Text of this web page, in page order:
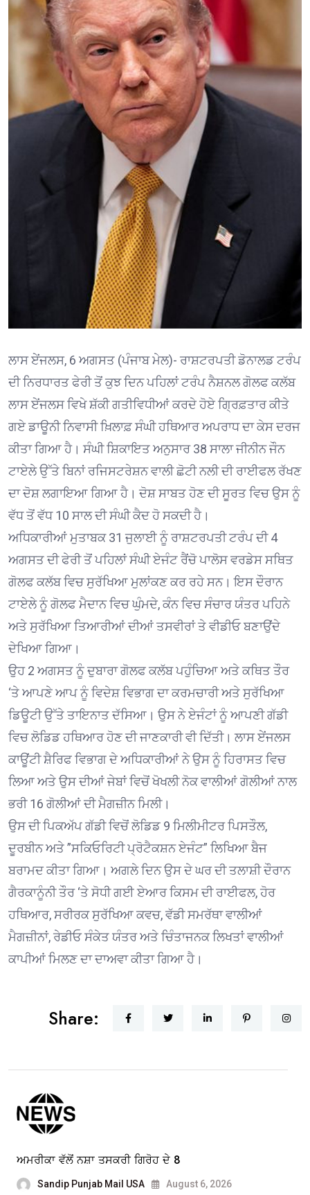
ਲਾਸ ਏਂਜਲਸ, 6 ਅਗਸਤ (ਪੰਜਾਬ ਮੇਲ)- ਰਾਸ਼ਟਰਪਤੀ ਡੋਨਾਲਡ ਟਰੰਪ
ਦੀ ਨਿਰਧਾਰਤ ਫੇਰੀ ਤੋਂ ਕੁਝ ਦਿਨ ਪਹਿਲਾਂ ਟਰੰਪ ਨੈਸ਼ਨਲ ਗੋਲਫ ਕਲੱਬ
ਲਾਸ ਏਂਜਲਸ ਵਿਖੇ ਸ਼ੱਕੀ ਗਤੀਵਿਧੀਆਂ ਕਰਦੇ ਹੋਏ ਗ੍ਰਿਫ਼ਤਾਰ ਕੀਤੇ
ਗਏ ਡਾਊਨੀ ਨਿਵਾਸੀ ਖ਼ਿਲਾਫ਼ ਸੰਘੀ ਹਥਿਆਰ ਅਪਰਾਧ ਦਾ ਕੇਸ ਦਰਜ
ਕੀਤਾ ਗਿਆ ਹੈ। ਸੰਘੀ ਸ਼ਿਕਾਇਤ ਅਨੁਸਾਰ 38 ਸਾਲਾ ਜੀਨੀਨ ਜੌਨ
ਟਾਏਲੇ ਉੱਤੇ ਬਿਨਾਂ ਰਜਿਸਟਰੇਸ਼ਨ ਵਾਲੀ ਛੋਟੀ ਨਲੀ ਦੀ ਰਾਈਫਲ ਰੱਖਣ
ਦਾ ਦੋਸ਼ ਲਗਾਇਆ ਗਿਆ ਹੈ। ਦੋਸ਼ ਸਾਬਤ ਹੋਣ ਦੀ ਸੂਰਤ ਵਿਚ ਉਸ ਨੂੰ
ਵੱਧ ਤੋਂ ਵੱਧ 10 ਸਾਲ ਦੀ ਸੰਘੀ ਕੈਦ ਹੋ ਸਕਦੀ ਹੈ।
ਅਧਿਕਾਰੀਆਂ ਮੁਤਾਬਕ 31 ਜੁਲਾਈ ਨੂੰ ਰਾਸ਼ਟਰਪਤੀ ਟਰੰਪ ਦੀ 4
ਅਗਸਤ ਦੀ ਫੇਰੀ ਤੋਂ ਪਹਿਲਾਂ ਸੰਘੀ ਏਜੰਟ ਰੈਂਚੋ ਪਾਲੋਸ ਵਰਡੇਸ ਸਥਿਤ
ਗੋਲਫ ਕਲੱਬ ਵਿਚ ਸੁਰੱਖਿਆ ਮੁਲਾਂਕਣ ਕਰ ਰਹੇ ਸਨ। ਇਸ ਦੌਰਾਨ
ਟਾਏਲੇ ਨੂੰ ਗੋਲਫ ਮੈਦਾਨ ਵਿਚ ਘੁੰਮਦੇ, ਕੰਨ ਵਿਚ ਸੰਚਾਰ ਯੰਤਰ ਪਹਿਨੇ
ਅਤੇ ਸੁਰੱਖਿਆ ਤਿਆਰੀਆਂ ਦੀਆਂ ਤਸਵੀਰਾਂ ਤੇ ਵੀਡੀਓ ਬਣਾਉਂਦੇ
ਦੇਖਿਆ ਗਿਆ।
ਉਹ 2 ਅਗਸਤ ਨੂੰ ਦੁਬਾਰਾ ਗੋਲਫ ਕਲੱਬ ਪਹੁੰਚਿਆ ਅਤੇ ਕਥਿਤ ਤੌਰ
‘ਤੇ ਆਪਣੇ ਆਪ ਨੂੰ ਵਿਦੇਸ਼ ਵਿਭਾਗ ਦਾ ਕਰਮਚਾਰੀ ਅਤੇ ਸੁਰੱਖਿਆ
ਡਿਊਟੀ ਉੱਤੇ ਤਾਇਨਾਤ ਦੱਸਿਆ। ਉਸ ਨੇ ਏਜੰਟਾਂ ਨੂੰ ਆਪਣੀ ਗੱਡੀ
ਵਿਚ ਲੋਡਿਡ ਹਥਿਆਰ ਹੋਣ ਦੀ ਜਾਣਕਾਰੀ ਵੀ ਦਿੱਤੀ। ਲਾਸ ਏਂਜਲਸ
ਕਾਊਂਟੀ ਸ਼ੈਰਿਫ ਵਿਭਾਗ ਦੇ ਅਧਿਕਾਰੀਆਂ ਨੇ ਉਸ ਨੂੰ ਹਿਰਾਸਤ ਵਿਚ
ਲਿਆ ਅਤੇ ਉਸ ਦੀਆਂ ਜੇਬਾਂ ਵਿਚੋਂ ਖੋਖਲੀ ਨੋਕ ਵਾਲੀਆਂ ਗੋਲੀਆਂ ਨਾਲ
ਭਰੀ 16 ਗੋਲੀਆਂ ਦੀ ਮੈਗਜ਼ੀਨ ਮਿਲੀ।
ਉਸ ਦੀ ਪਿਕਅੱਪ ਗੱਡੀ ਵਿਚੋਂ ਲੋਡਿਡ 9 ਮਿਲੀਮੀਟਰ ਪਿਸਤੌਲ,
ਦੂਰਬੀਨ ਅਤੇ ”ਸਕਿਓਰਿਟੀ ਪ੍ਰੋਟੈਕਸ਼ਨ ਏਜੰਟ” ਲਿਖਿਆ ਬੈਜ
ਬਰਾਮਦ ਕੀਤਾ ਗਿਆ। ਅਗਲੇ ਦਿਨ ਉਸ ਦੇ ਘਰ ਦੀ ਤਲਾਸ਼ੀ ਦੌਰਾਨ
ਗੈਰਕਾਨੂੰਨੀ ਤੌਰ ‘ਤੇ ਸੋਧੀ ਗਈ ਏਆਰ ਕਿਸਮ ਦੀ ਰਾਈਫਲ, ਹੋਰ
ਹਥਿਆਰ, ਸਰੀਰਕ ਸੁਰੱਖਿਆ ਕਵਚ, ਵੱਡੀ ਸਮਰੱਥਾ ਵਾਲੀਆਂ
ਮੈਗਜ਼ੀਨਾਂ, ਰੇਡੀਓ ਸੰਕੇਤ ਯੰਤਰ ਅਤੇ ਚਿੰਤਾਜਨਕ ਲਿਖਤਾਂ ਵਾਲੀਆਂ
ਕਾਪੀਆਂ ਮਿਲਣ ਦਾ ਦਾਅਵਾ ਕੀਤਾ ਗਿਆ ਹੈ।
Share:
ਅਮਰੀਕਾ ਵੱਲੋਂ ਨਸ਼ਾ ਤਸਕਰੀ ਗਿਰੋਹ ਦੇ 8
Sandip Punjab Mail USA August 6, 2026